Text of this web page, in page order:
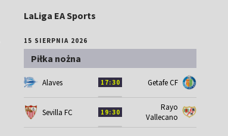
LaLiga EA Sports
15 SIERPNIA 2026
Piłka nożna
Alaves 17:30 Getafe CF
Sevilla FC 19:30
Rayo
Vallecano